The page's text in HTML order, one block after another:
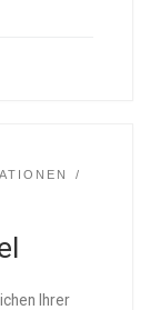
Ihrer